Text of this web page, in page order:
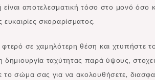
είναι αποτελεσματική τόσο στο μονό
σκοραρίσματος.
σε χαμηλότερη θέση και χτυπήστε
δημιουργία ταχύτητας παρά ύψους,
σώμα σας για να ακολουθήσετε,